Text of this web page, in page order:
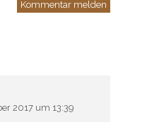
Kommentar melden
2017 um 13:39